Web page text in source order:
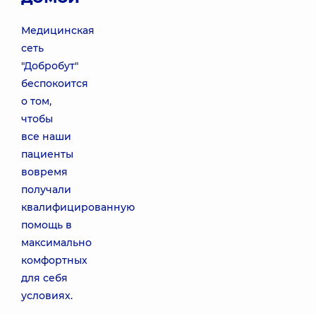
Медицинская
сеть
"Добробут"
беспокоится
о том,
чтобы
все наши
пациенты
вовремя
получали
квалифицированную
помощь в
максимально
комфортных
для себя
условиях.